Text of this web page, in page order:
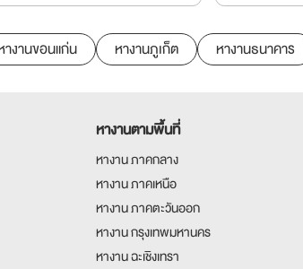
างานขอนแก่น หางานภูเก็ต หางานธนาคาร
หางานตามพื้นที่
หางาน ภาคกลาง
หางาน ภาคเหนือ
หางาน ภาคตะวันออก
หางาน กรุงเทพมหานคร
หางาน ฉะเชิงเทรา